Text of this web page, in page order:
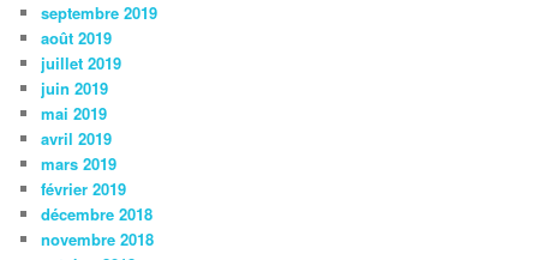
septembre 2019
août 2019
juillet 2019
juin 2019
mai 2019
avril 2019
mars 2019
février 2019
décembre 2018
novembre 2018